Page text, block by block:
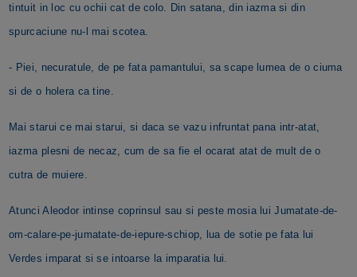
tintuit in loc cu ochii cat de colo. Din satana, din iazma si din
spurcaciune nu-l mai scotea.
- Piei, necuratule, de pe fata pamantului, sa scape lumea de o ciuma
si de o holera ca tine.
Mai starui ce mai starui, si daca se vazu infruntat pana intr-atat,
iazma plesni de necaz, cum de sa fie el ocarat atat de mult de o
cutra de muiere.
Atunci Aleodor intinse coprinsul sau si peste mosia lui Jumatate-de-
om-calare-pe-jumatate-de-iepure-schiop, lua de sotie pe fata lui
Verdes imparat si se intoarse la imparatia lui.